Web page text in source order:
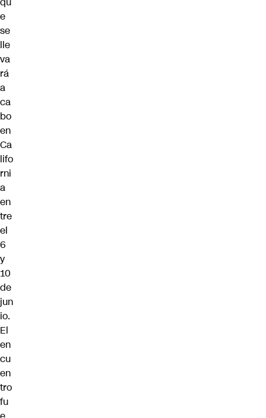
e
se
lle
va
rá
a
ca
bo
en
Ca
lifo
rni
a
en
tre
el
6
y
10
de
jun
io.
El
en
cu
en
tro
fu